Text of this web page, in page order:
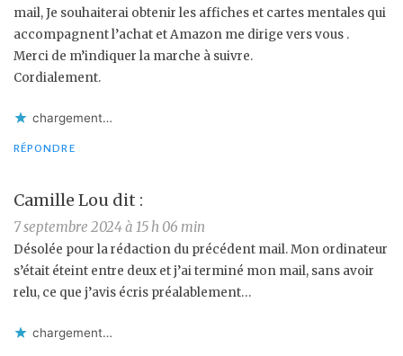
mail, Je souhaiterai obtenir les affiches et cartes mentales qui
accompagnent l’achat et Amazon me dirige vers vous .
Merci de m’indiquer la marche à suivre.
Cordialement.
chargement…
RÉPONDRE
Camille Lou dit :
7 septembre 2024 à 15 h 06 min
Désolée pour la rédaction du précédent mail. Mon ordinateur
s’était éteint entre deux et j’ai terminé mon mail, sans avoir
relu, ce que j’avis écris préalablement…
chargement…